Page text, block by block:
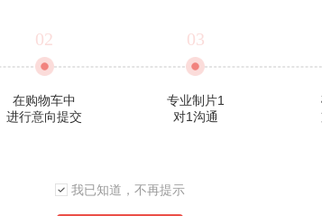
02
在购物车中
进行意向提交
03
专业制片1
对1沟通
我已知道，不再提示